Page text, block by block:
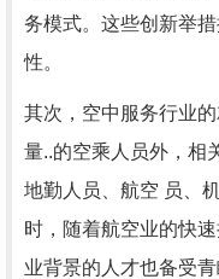
务模式。这些创新举
性。
其次，空中服务行业
量..的空乘人员外，相
地勤人员、航空 员、
时，随着航空业的快
业背景的人才也备受青